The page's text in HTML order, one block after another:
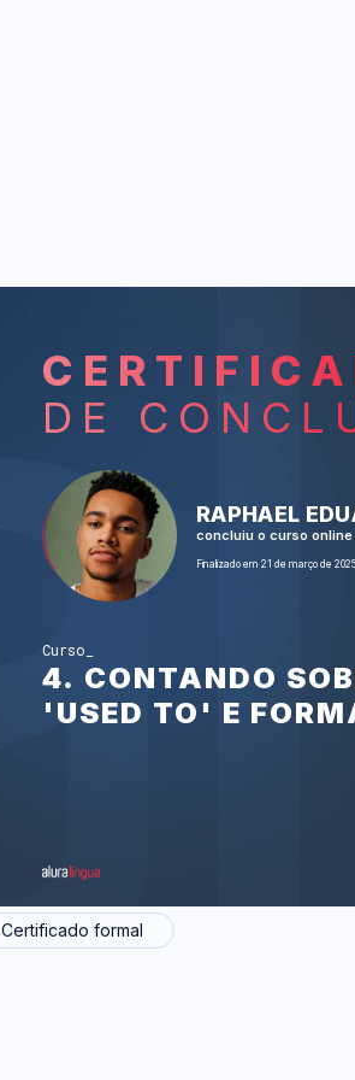
DE
RAPHAEL
concluiu o curso
Finalizado em 21 de março de 2025
Curso
4. CONTANDO
'USED TO' E
Certificado formal